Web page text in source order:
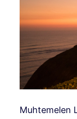
Muhtemelen